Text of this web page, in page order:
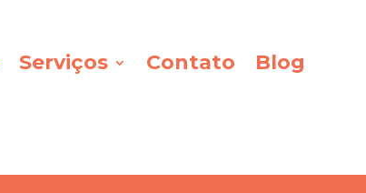
Serviços Contato Blog